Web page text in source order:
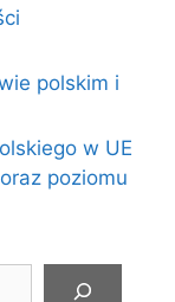
polskim i
w UE
poziomu